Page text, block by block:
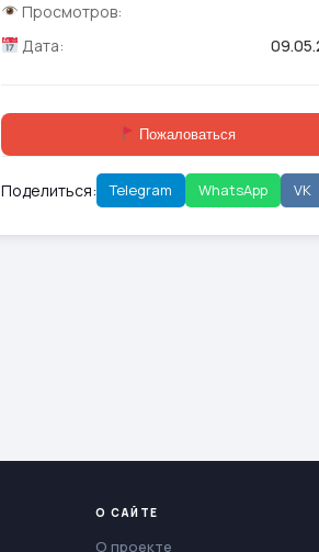
Просмотров:
Дата:
Пожаловаться
Поделиться: Telegram WhatsApp VK
О САЙТЕ
О проекте